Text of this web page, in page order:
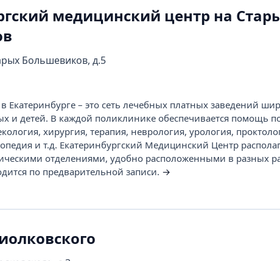
медицинский центр на
Большевиков, д.5
Екатеринбурге – это сеть лечебных платных заведений
и детей. В каждой поликлинике обеспечивается помощь
хирургия, терапия, неврология, урология,
и т.д. Екатеринбургский Медицинский Центр
отделениями, удобно расположенными в разных
по предварительной записи. →